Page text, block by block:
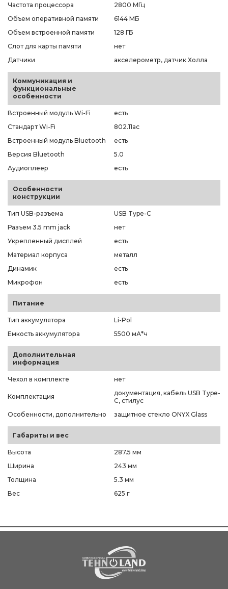
Частота процессора
2800 МГц
Объем оперативной памяти
6144 МБ
Объем встроенной памяти
128 ГБ
Слот для карты памяти
нет
Датчики
акселерометр, датчик Холла
Коммуникация и
функциональные
особенности
Встроенный модуль Wi-Fi
есть
Стандарт Wi-Fi
802.11ac
Встроенный модуль Bluetooth
есть
Версия Bluetooth
5.0
Аудиоплеер
есть
Особенности
конструкции
Тип USB-разъема
USB Type-C
Разъем 3.5 mm jack
нет
Укрепленный дисплей
есть
Материал корпуса
металл
Динамик
есть
Микрофон
есть
Питание
Тип аккумулятора
Li-Pol
Емкость аккумулятора
5500 мА*ч
Дополнительная
информация
Чехол в комплекте нет
Комплектация
документация, кабель USB Type-
C, стилус
Особенности, дополнительно
защитное стекло ONYX Glass
Габариты и вес
Высота
287.5 мм
Ширина
243 мм
Толщина
5.3 мм
Вес
625 г